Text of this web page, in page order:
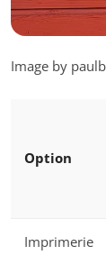
Image by
Option
Imprimerie